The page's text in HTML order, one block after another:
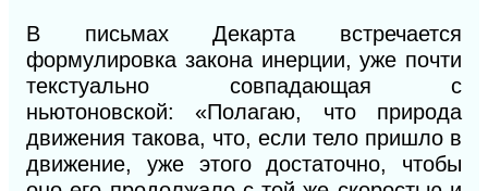
В письмах Декарта встречается
формулировка закона инерции, уже почти
текстуально совпадающая с
ньютоновской: «Полагаю, что природа
движения такова, что, если тело пришло в
движение, уже этого достаточно, чтобы